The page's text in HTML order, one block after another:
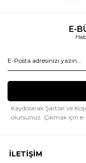
E-
Kaydolarak Şartlar ve
olursunuz. Çıkmak için
İLETİŞİM